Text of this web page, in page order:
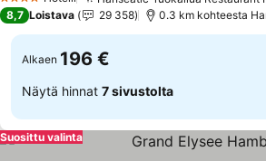
4 Tähtiluokitus
8,7 Loistava 29 358 0.3 km kohteesta
Alkaen 196 €
Näytä hinnat 7 sivustolta
Suosittu valinta